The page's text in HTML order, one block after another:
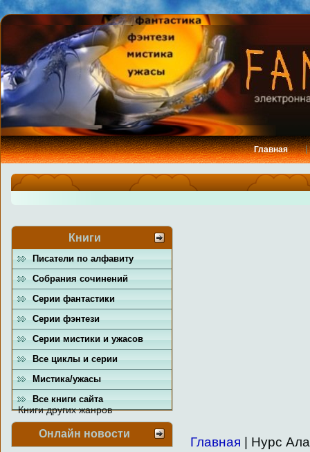
Главная
Книги
Писатели по алфавиту
Собрания сочинений
Серии фантастики
Серии фэнтези
Серии мистики и ужасов
Все циклы и серии
Мистика/ужасы
Все книги сайта
Книги других жанров
Онлайн новости
Главная | Нурс